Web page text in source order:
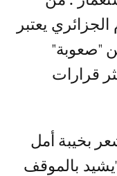
يعتبر
"صعوبة"
قرارات
بخيبة أمل
"يشيد بالموقف